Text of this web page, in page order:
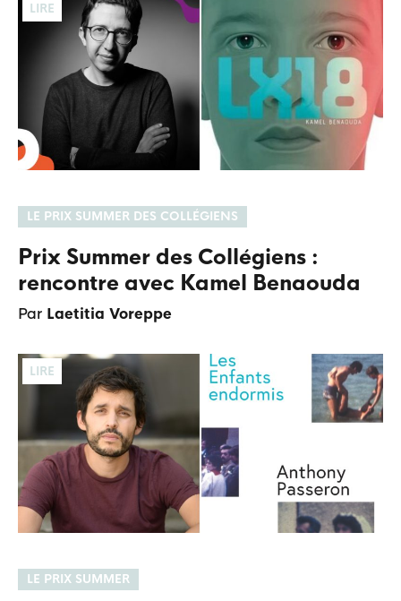
LIRE
LE PRIX SUMMER DES COLLÉGIENS
Prix Summer des Collégiens :
rencontre avec Kamel Benaouda
Par Laetitia Voreppe
LIRE
LE PRIX SUMMER